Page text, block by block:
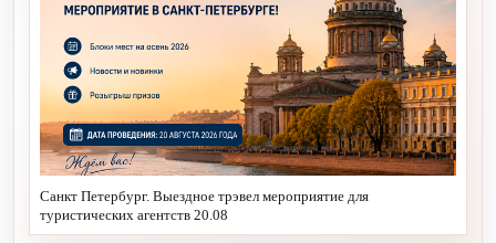
Санкт Петербург. Выездное трэвел мероприятие для
туристических агентств 20.08